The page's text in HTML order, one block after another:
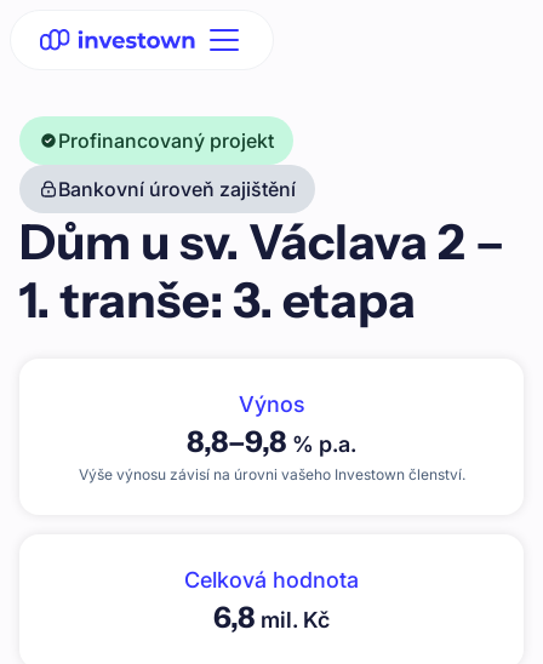
Profinancovaný projekt
Bankovní úroveň zajištění
Dům u sv. Václava 2 –
1. tranše: 3. etapa
Výnos
8,8–9,8 % p.a.
Výše výnosu závisí na úrovni vašeho Investown členství.
Celková hodnota
6,8 mil. Kč